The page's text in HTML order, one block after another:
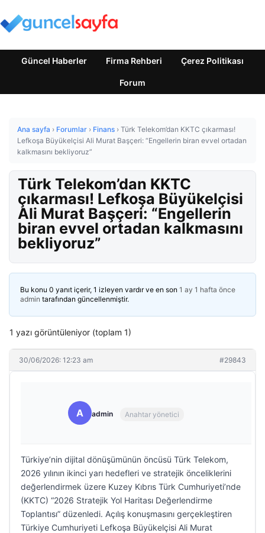
Güncel Haberler Firma Rehberi Çerez Politikası
Forum
Ana sayfa › Forumlar › Finans › Türk Telekom’dan KKTC çıkarması!
Lefkoşa Büyükelçisi Ali Murat Başçeri: “Engellerin biran evvel ortadan
kalkmasını bekliyoruz”
Türk Telekom’dan KKTC
çıkarması! Lefkoşa Büyükelçisi
Ali Murat Başçeri: “Engellerin
biran evvel ortadan kalkmasını
bekliyoruz”
Bu konu 0 yanıt içerir, 1 izleyen vardır ve en son 1 ay 1 hafta önce
admin tarafından güncellenmiştir.
1 yazı görüntüleniyor (toplam 1)
30/06/2026: 12:23 am #29843
A admin Anahtar yönetici
Türkiye’nin dijital dönüşümünün öncüsü Türk Telekom,
2026 yılının ikinci yarı hedefleri ve stratejik önceliklerini
değerlendirmek üzere Kuzey Kıbrıs Türk Cumhuriyeti’nde
(KKTC) “2026 Stratejik Yol Haritası Değerlendirme
Toplantısı” düzenledi. Açılış konuşmasını gerçekleştiren
Türkiye Cumhuriyeti Lefkoşa Büyükelçisi Ali Murat